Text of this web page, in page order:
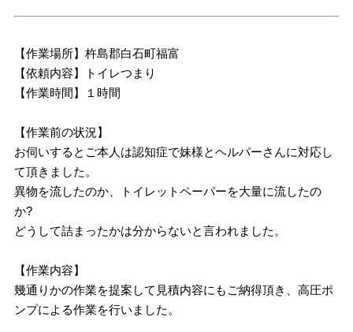
【作業場所】杵島郡白石町福富
【依頼内容】トイレつまり
【作業時間】１時間
【作業前の状況】
お伺いするとご本人は認知症で妹様とヘルパーさんに対応し
て頂きました。
異物を流したのか、トイレットペーパーを大量に流したの
か?
どうして詰まったかは分からないと言われました。
【作業内容】
幾通りかの作業を提案して見積内容にもご納得頂き、高圧ポ
ンプによる作業を行いました。